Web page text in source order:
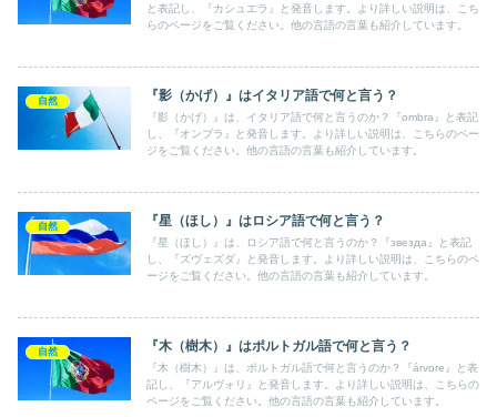
と表記し、『カシュエラ』と発音します。より詳しい説明は、こち
らのページをご覧ください。他の言語の言葉も紹介しています。
自然 『影（かげ）』はイタリア語で何と言う？
『影（かげ）』は、イタリア語で何と言うのか？『ombra』と表記
し、『オンブラ』と発音します。より詳しい説明は、こちらのペー
ジをご覧ください。他の言語の言葉も紹介しています。
自然 『星（ほし）』はロシア語で何と言う？
『星（ほし）』は、ロシア語で何と言うのか？『звезда』と表記
し、『ズヴェズダ』と発音します。より詳しい説明は、こちらのペ
ージをご覧ください。他の言語の言葉も紹介しています。
自然 『木（樹木）』はポルトガル語で何と言う？
『木（樹木）』は、ポルトガル語で何と言うのか？『árvore』と表
記し、『アルヴォリ』と発音します。より詳しい説明は、こちらの
ページをご覧ください。他の言語の言葉も紹介しています。